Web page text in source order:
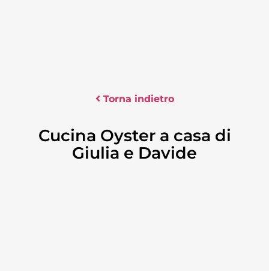
Torna indietro
Cucina Oyster a casa di
Giulia e Davide